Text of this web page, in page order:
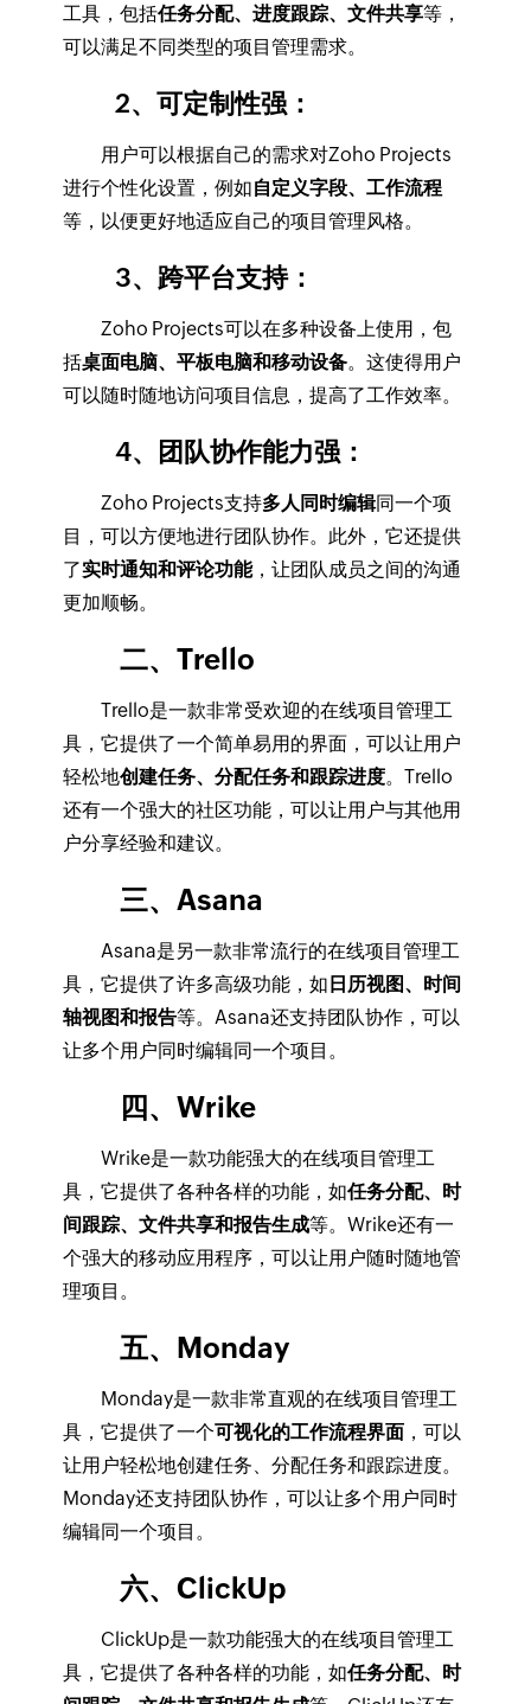
工具，包括任务分配、进度跟踪、文件共享等，
可以满足不同类型的项目管理需求。
2、可定制性强：
用户可以根据自己的需求对Zoho Projects
进行个性化设置，例如自定义字段、工作流程
等，以便更好地适应自己的项目管理风格。
3、跨平台支持：
Zoho Projects可以在多种设备上使用，包
括桌面电脑、平板电脑和移动设备。这使得用户
可以随时随地访问项目信息，提高了工作效率。
4、团队协作能力强：
Zoho Projects支持多人同时编辑同一个项
目，可以方便地进行团队协作。此外，它还提供
了实时通知和评论功能，让团队成员之间的沟通
更加顺畅。
二、Trello
Trello是一款非常受欢迎的在线项目管理工
具，它提供了一个简单易用的界面，可以让用户
轻松地创建任务、分配任务和跟踪进度。Trello
还有一个强大的社区功能，可以让用户与其他用
户分享经验和建议。
三、Asana
Asana是另一款非常流行的在线项目管理工
具，它提供了许多高级功能，如 日历视图、时间
轴视图和报告等。Asana还支持团队协作，可以
让多个用户同时编辑同一个项目。
四、Wrike
Wrike是一款功能强大的在线项目管理工
具，它提供了各种各样的功能，如任务分配、时
间跟踪、文件共享和报告生成等。Wrike还有一
个强大的移动应用程序，可以让用户随时随地管
理项目。
五、Monday
Monday是一款非常直观的在线项目管理工
具，它提供了一个可视化的工作流程界面，可以
让用户轻松地创建任务、分配任务和跟踪进度。
Monday还支持团队协作，可以让多个用户同时
编辑同一个项目。
六、ClickUp
ClickUp是一款功能强大的在线项目管理工
具，它提供了各种各样的功能，如任务分配、时